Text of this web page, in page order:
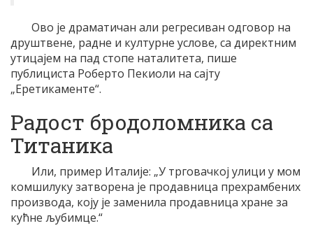
Ово је драматичан али регресиван одговор на
друштвене, радне и културне услове, са директним
утицајем на пад стопе наталитета, пише
публициста Роберто Пекиоли на сајту
„Еретикаменте“.
Радост бродоломника са
Титаника
Или, пример Италије: „У трговачкој улици у мом
комшилуку затворена је продавница прехрамбених
производа, коју је заменила продавница хране за
кућне љубимце.“